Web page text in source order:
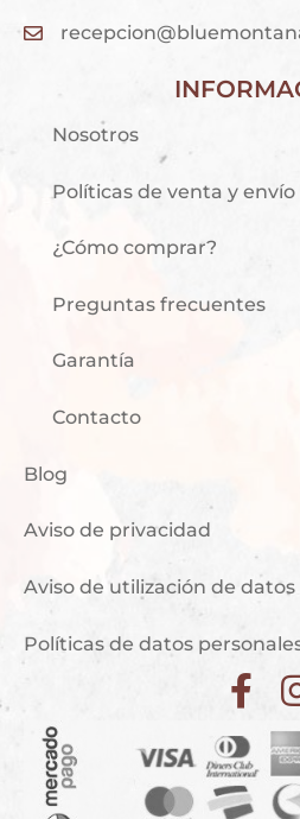
Nosotros
Políticas de venta y envío
¿Cómo comprar?
Preguntas frecuentes
Garantía
Contacto
Blog
Aviso de privacidad
Aviso de utilización de
Políticas de datos